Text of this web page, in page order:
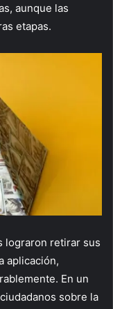
aunque las
etapas.
lograron retirar sus
aplicación,
En un
sobre la